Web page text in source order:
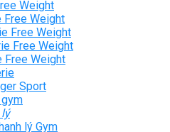
Weight
Free Weight
Free Weight
Free Weight
Free Weight
Sport
lý Gym